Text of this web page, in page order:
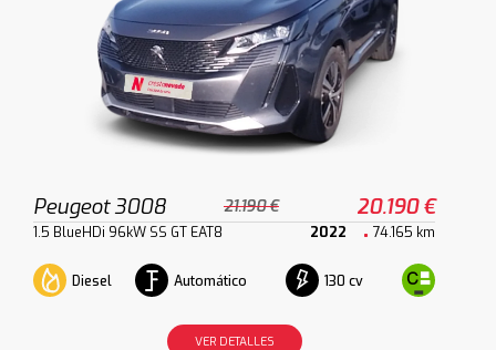
Peugeot 3008 21.190 € 20.190 €
1.5 BlueHDi 96kW SS GT EAT8 2022 74.165 km
Diesel Automático 130 cv
VER DETALLES